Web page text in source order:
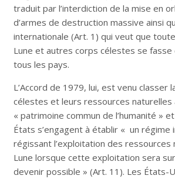
traduit par l’interdiction de la mise en
d’armes de destruction massive ainsi
internationale (Art. 1) qui veut que
Lune et autres corps célestes se fasse
tous les pays.
L’Accord de 1979, lui, est venu classer
célestes et leurs ressources naturelles
« patrimoine commun de l’humanité »
États s’engagent à établir « un régime
régissant l’exploitation des ressources
Lune lorsque cette exploitation sera
devenir possible » (Art. 11). Les États-